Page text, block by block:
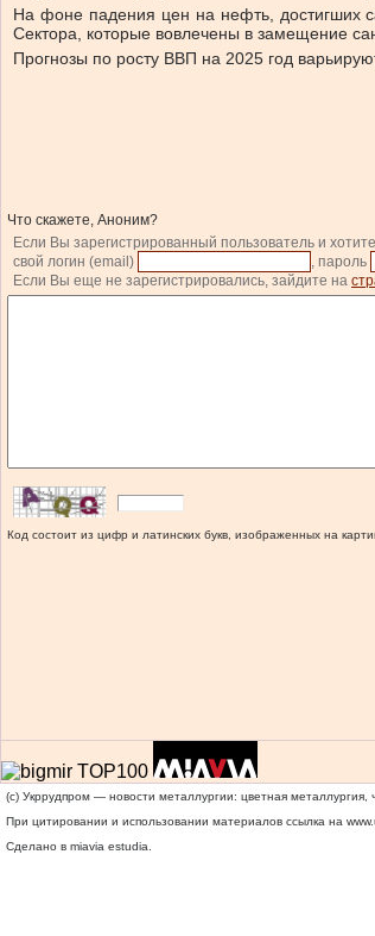
На фоне падения цен на нефть, достигших
Сектора, которые вовлечены в замещение
Прогнозы по росту ВВП на 2025 год
Что скажете, Аноним?
Если Вы зарегистрированный пользователь и
свой логин (email)
, пароль
Если Вы еще не зарегистрировались, зайдите на
Код состоит из цифр и латинских букв, изображенных на
(c) Укррудпром — новости металлургии: цветная металлургия,
При цитировании и использовании материалов ссылка на
Сделано в miavia estudia.